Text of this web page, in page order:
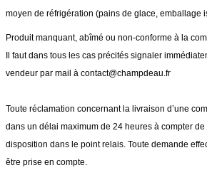
moyen de réfrigération (pains de glace, emballage
Produit manquant, abîmé ou non-conforme à la
Il faut dans tous les cas précités signaler
vendeur par mail à contact@champdeau.fr
Toute réclamation concernant la livraison d’une
dans un délai maximum de 24 heures à compter
disposition dans le point relais. Toute demande
être prise en compte.